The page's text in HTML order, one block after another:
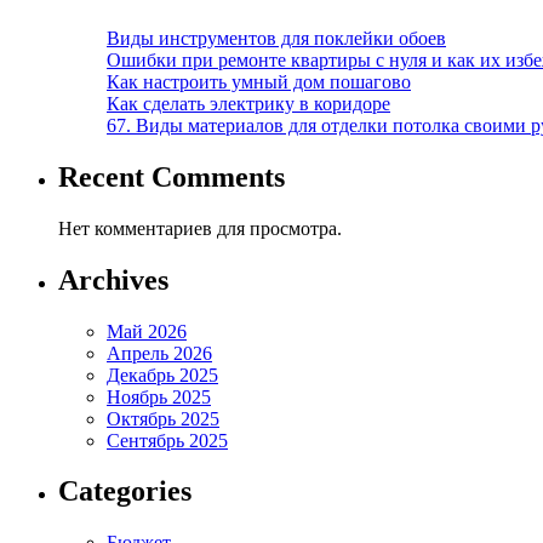
Виды инструментов для поклейки обоев
Ошибки при ремонте квартиры с нуля и как их
Как настроить умный дом пошагово
Как сделать электрику в коридоре
67. Виды материалов для отделки потолка своими
Recent Comments
Нет комментариев для просмотра.
Archives
Май 2026
Апрель 2026
Декабрь 2025
Ноябрь 2025
Октябрь 2025
Сентябрь 2025
Categories